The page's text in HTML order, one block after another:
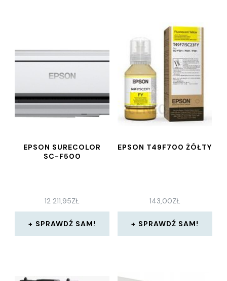
EPSON SURECOLOR
SC-F500
12 211,95ZŁ
SPRAWDŹ SAM!
EPSON T49F700 ŻÓŁTY
143,00ZŁ
SPRAWDŹ SAM!